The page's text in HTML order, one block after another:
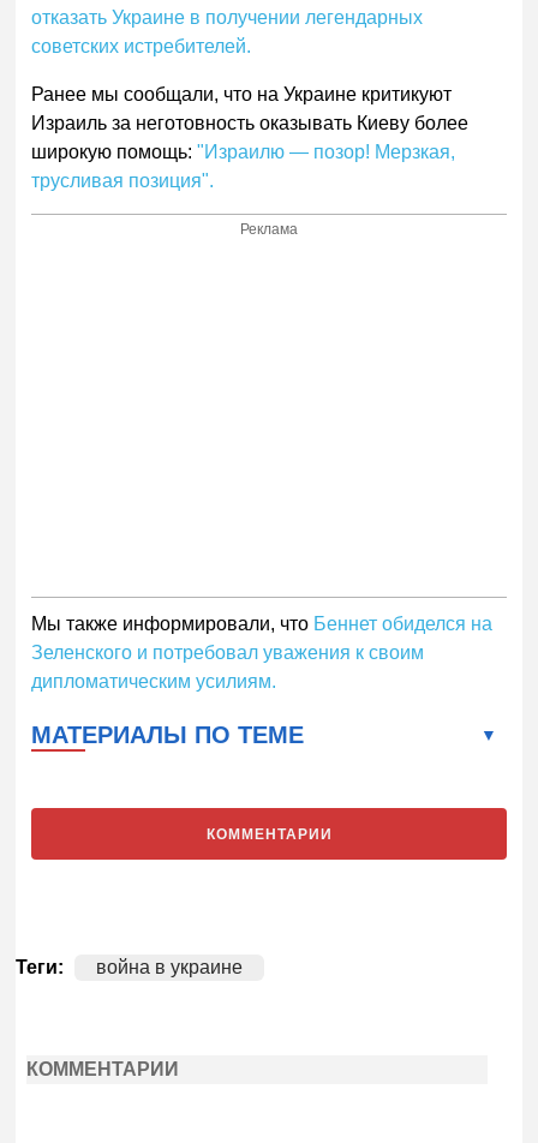
отказать Украине в получении легендарных
советских истребителей.
Ранее мы сообщали, что на Украине критикуют
Израиль за неготовность оказывать Киеву более
широкую помощь:"Израилю — позор! Мерзкая,
трусливая позиция".
Реклама
Мы также информировали, что Беннет обиделся на
Зеленского и потребовал уважения к своим
дипломатическим усилиям.
МАТЕРИАЛЫ ПО ТЕМЕ
КОММЕНТАРИИ
Теги: война в украине
КОММЕНТАРИИ